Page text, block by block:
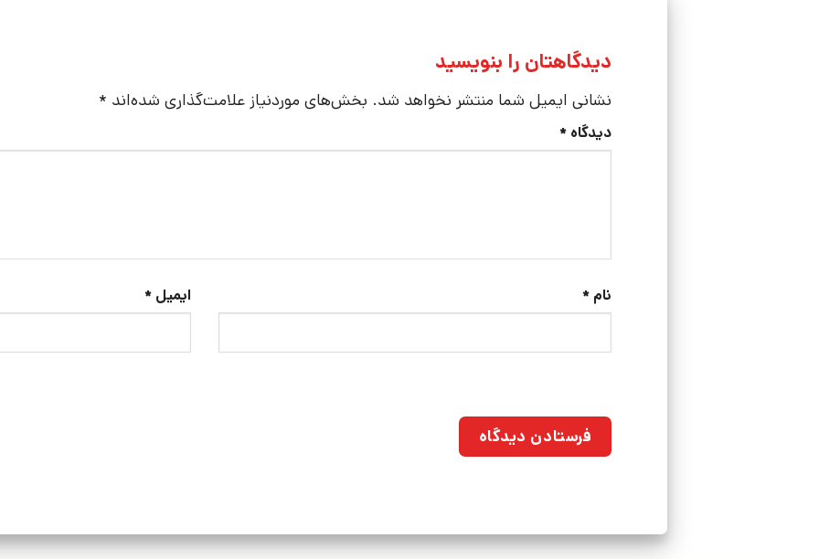
دیدگاهتان را بنویسید
نشانی ایمیل شما منتشر نخواهد شد. بخش‌های موردنیاز علامت‌گذاری شده‌اند *
دیدگاه *
نام * ایمیل *